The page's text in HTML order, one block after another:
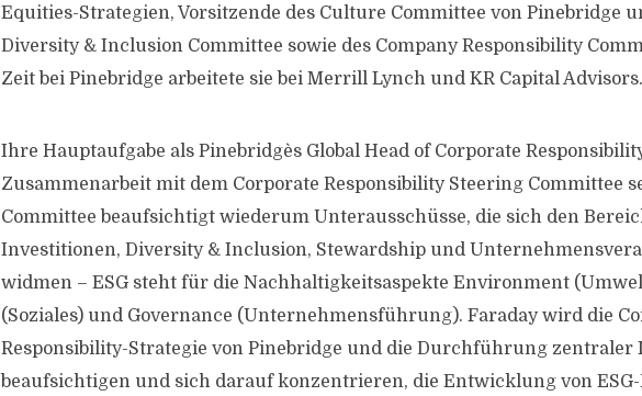
Equities-Strategien, Vorsitzende des Culture Committee von Pinebridge
Diversity & Inclusion Committee sowie des Company Responsibility
Zeit bei Pinebridge arbeitete sie bei Merrill Lynch und KR Capital Advisors.
Ihre Hauptaufgabe als Pinebridge`s Global Head of Corporate
Zusammenarbeit mit dem Corporate Responsibility Steering Committee
Committee beaufsichtigt wiederum Unterausschüsse, die sich den
Investitionen, Diversity & Inclusion, Stewardship und
widmen – ESG steht für die Nachhaltigkeitsaspekte Environment
(Soziales) und Governance (Unternehmensführung). Faraday wird die
Responsibility-Strategie von Pinebridge und die Durchführung zentraler
beaufsichtigen und sich darauf konzentrieren, die Entwicklung von